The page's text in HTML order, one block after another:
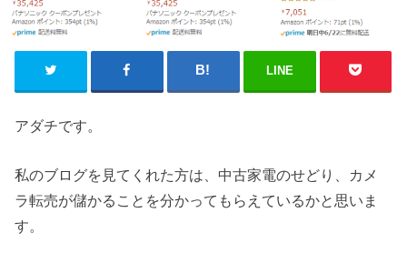
LINE
アダチです。
私のブログを見てくれた方は、中古家電のせどり、カメ
ラ転売が儲かることを分かってもらえているかと思いま
す。